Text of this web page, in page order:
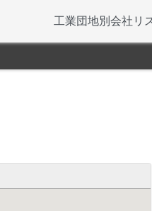
工業団地別会社リ